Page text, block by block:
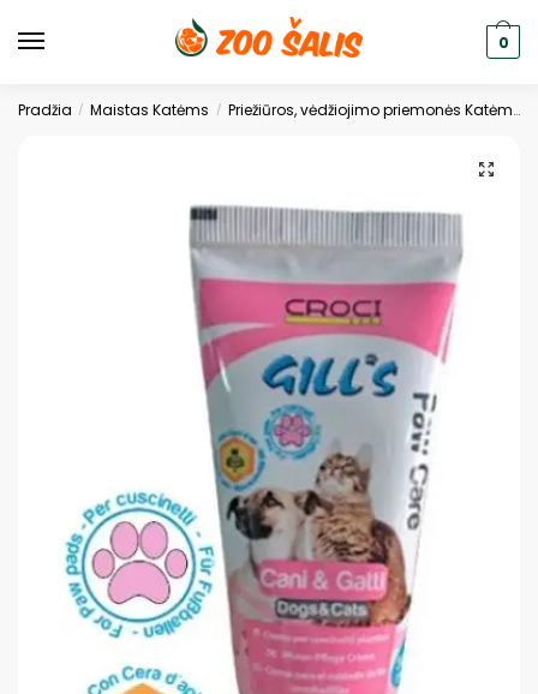
0
Pradžia / Maistas Katėms / Priežiūros, vėdžiojimo priemonės Katėms